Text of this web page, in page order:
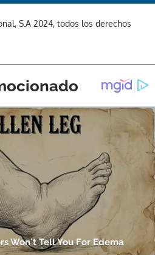
ACEPTAR
S.A 2024, todos los derechos